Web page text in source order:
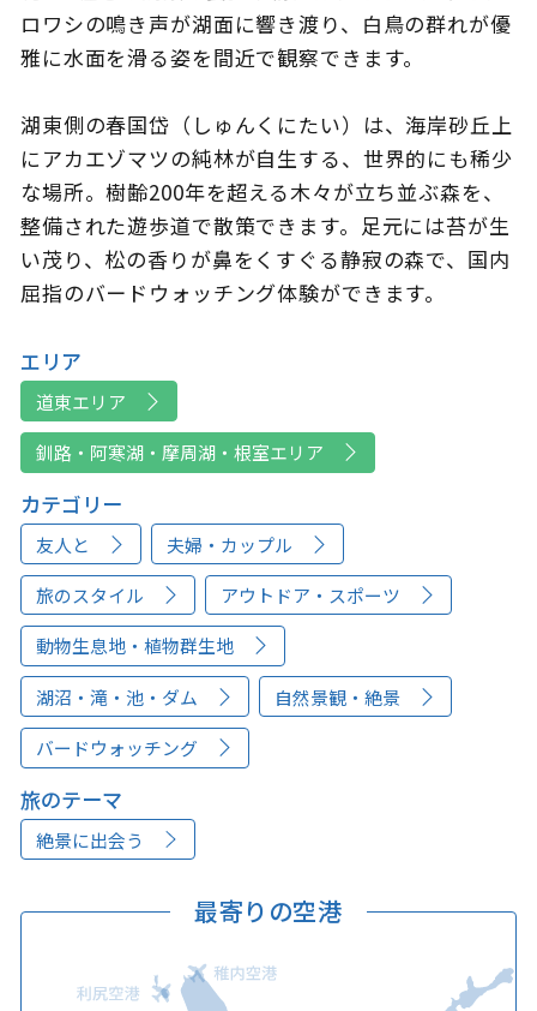
ロワシの鳴き声が湖面に響き渡り、白鳥の群れが優
雅に水面を滑る姿を間近で観察できます。
湖東側の春国岱（しゅんくにたい）は、海岸砂丘上
にアカエゾマツの純林が自生する、世界的にも稀少
な場所。樹齢200年を超える木々が立ち並ぶ森を、
整備された遊歩道で散策できます。足元には苔が生
い茂り、松の香りが鼻をくすぐる静寂の森で、国内
屈指のバードウォッチング体験ができます。
エリア
道東エリア
釧路・阿寒湖・摩周湖・根室エリア
カテゴリー
友人と 夫婦・カップル
旅のスタイル アウトドア・スポーツ
動物生息地・植物群生地
湖沼・滝・池・ダム 自然景観・絶景
バードウォッチング
旅のテーマ
絶景に出会う
最寄りの空港